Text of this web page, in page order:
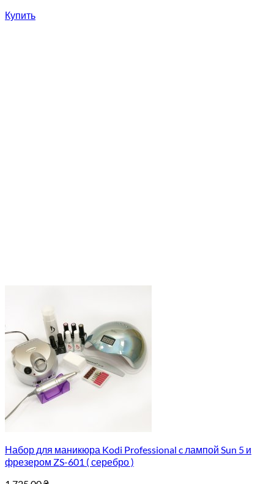
Купить
Набор для маникюра Kodi Professional c лампой Sun 5 и
фрезером ZS-601 ( серебро )